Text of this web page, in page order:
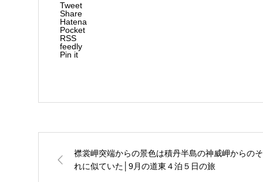
Tweet
Share
Hatena
Pocket
RSS
feedly
Pin it
襟裳岬突端からの景色は積丹半島の神威岬からのそ
れに似ていた│9月の道東４泊５日の旅